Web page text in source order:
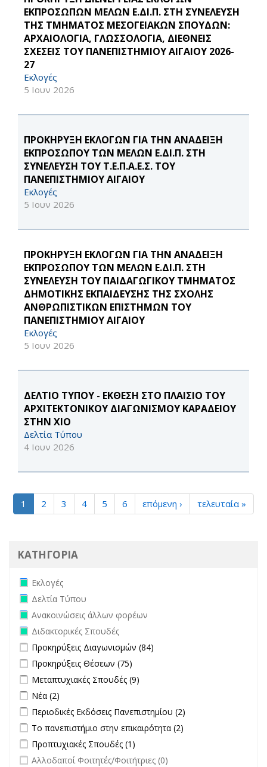
ΕΚΠΡΟΣΩΠΩΝ ΜΕΛΩΝ Ε.ΔΙ.Π. ΣΤΗ ΣΥΝΕΛΕΥΣΗ
ΤΗΣ ΤΜΗΜΑΤΟΣ ΜΕΣΟΓΕΙΑΚΩΝ ΣΠΟΥΔΩΝ:
ΑΡΧΑΙΟΛΟΓΙΑ, ΓΛΩΣΣΟΛΟΓΙΑ, ΔΙΕΘΝΕΙΣ
ΣΧΕΣΕΙΣ ΤΟΥ ΠΑΝΕΠΙΣΤΗΜΙΟΥ ΑΙΓΑΙΟΥ 2026-
27
Εκλογές
5 Ιουν 2026
ΠΡΟΚΗΡΥΞΗ ΕΚΛΟΓΩΝ ΓΙΑ ΤΗΝ ΑΝΑΔΕΙΞΗ
ΕΚΠΡΟΣΩΠΟΥ ΤΩΝ ΜΕΛΩΝ Ε.ΔΙ.Π. ΣΤΗ
ΣΥΝΕΛΕΥΣΗ ΤΟΥ Τ.Ε.Π.Α.Ε.Σ. ΤΟΥ
ΠΑΝΕΠΙΣΤΗΜΙΟΥ ΑΙΓΑΙΟΥ
Εκλογές
5 Ιουν 2026
ΠΡΟΚΗΡΥΞΗ ΕΚΛΟΓΩΝ ΓΙΑ ΤΗΝ ΑΝΑΔΕΙΞΗ
ΕΚΠΡΟΣΩΠΟΥ ΤΩΝ ΜΕΛΩΝ Ε.ΔΙ.Π. ΣΤΗ
ΣΥΝΕΛΕΥΣΗ ΤΟΥ ΠΑΙΔΑΓΩΓΙΚΟΥ ΤΜΗΜΑΤΟΣ
ΔΗΜΟΤΙΚΗΣ ΕΚΠΑΙΔΕΥΣΗΣ ΤΗΣ ΣΧΟΛΗΣ
ΑΝΘΡΩΠΙΣΤΙΚΩΝ ΕΠΙΣΤΗΜΩΝ ΤΟΥ
ΠΑΝΕΠΙΣΤΗΜΙΟΥ ΑΙΓΑΙΟΥ
Εκλογές
5 Ιουν 2026
ΔΕΛΤΙΟ ΤΥΠΟΥ - ΕΚΘΕΣΗ ΣΤΟ ΠΛΑΙΣΙΟ ΤΟΥ
ΑΡΧΙΤΕΚΤΟΝΙΚΟΥ ΔΙΑΓΩΝΙΣΜΟΥ ΚΑΡΑΔΕΙΟΥ
ΣΤΗΝ ΧΙΟ
Δελτία Τύπου
4 Ιουν 2026
1 2 3 4 5 6 επόμενη › τελευταία »
ΚΑΤΗΓΟΡΙΑ
Remove Εκλογές filter
Εκλογές
Remove Δελτία Τύπου filter
Δελτία Τύπου
Remove Ανακοινώσεις άλλων φορέων filter
Ανακοινώσεις άλλων φορέων
Remove Διδακτορικές Σπουδές filter
Διδακτορικές Σπουδές
Apply Προκηρύξεις Διαγωνισμών filter
Προκηρύξεις Διαγωνισμών (84)
Apply Προκηρύξεις Θέσεων filter
Προκηρύξεις Θέσεων (75)
Apply Μεταπτυχιακές Σπουδές filter
Μεταπτυχιακές Σπουδές (9)
Apply Νέα filter
Νέα (2)
Apply Περιοδικές Εκδόσεις Πανεπιστημίου filter
Περιοδικές Εκδόσεις Πανεπιστημίου (2)
Apply Το πανεπιστήμιο στην επικαιρότητα filter
Το πανεπιστήμιο στην επικαιρότητα (2)
Apply Προπτυχιακές Σπουδές filter
Προπτυχιακές Σπουδές (1)
undefined
Αλλοδαποί Φοιτητές/Φοιτήτριες (0)